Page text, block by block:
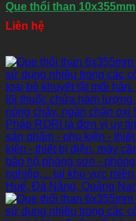
Que thổi than 10x355mm
Liên hệ